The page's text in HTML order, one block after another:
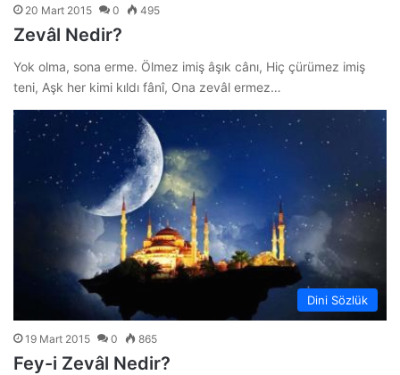
20 Mart 2015 0 495
Zevâl Nedir?
Yok olma, sona erme. Ölmez imiş âşık cânı, Hiç çürümez imiş
teni, Aşk her kimi kıldı fânî, Ona zevâl ermez…
Dini Sözlük
19 Mart 2015 0 865
Fey-i Zevâl Nedir?